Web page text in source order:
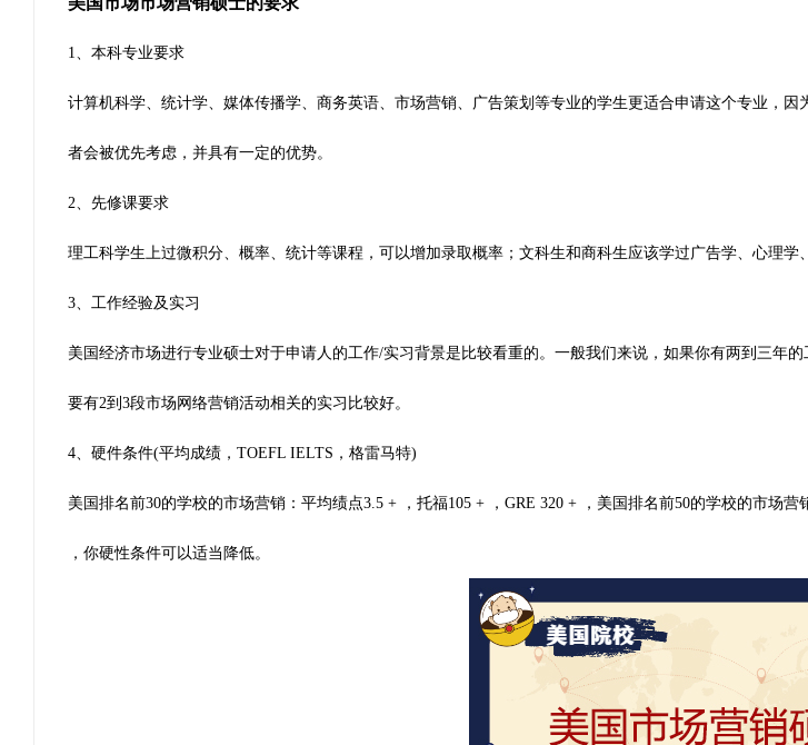
1、本科专业要求
计算机科学、统计学、媒体传播学、商务英语、市场营销、广告策划等专业的学生更适合申请这个专业，
者会被优先考虑，并具有一定的优势。
2、先修课要求
理工科学生上过微积分、概率、统计等课程，可以增加录取概率；文科生和商科生应该学过广告学、心理学
3、工作经验及实习
美国经济市场进行专业硕士对于申请人的工作/实习背景是比较看重的。一般我们来说，如果你有两到三年
要有2到3段市场网络营销活动相关的实习比较好。
4、硬件条件(平均成绩，TOEFL IELTS，格雷马特)
美国排名前30的学校的市场营销：平均绩点3.5 + ，托福105 + ，GRE 320 + ，美国排名前50的学校的市场
，你硬性条件可以适当降低。